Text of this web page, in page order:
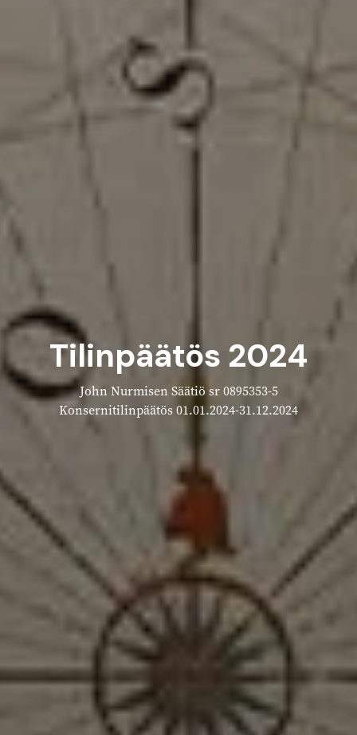
Tilinpäätös 2024
John Nurmisen Säätiö sr 0895353-5
Konsernitilinpäätös 01.01.2024-31.12.2024